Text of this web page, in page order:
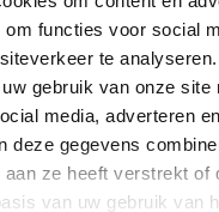
om functies voor social
te
gebruik van onze site
media, adverteren
deze gegevens
aan ze heeft verstrekt of
van uw gebruik van